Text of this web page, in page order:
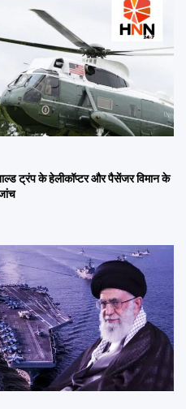
ट्रंप के हेलीकॉप्टर और पैसेंजर विमान के